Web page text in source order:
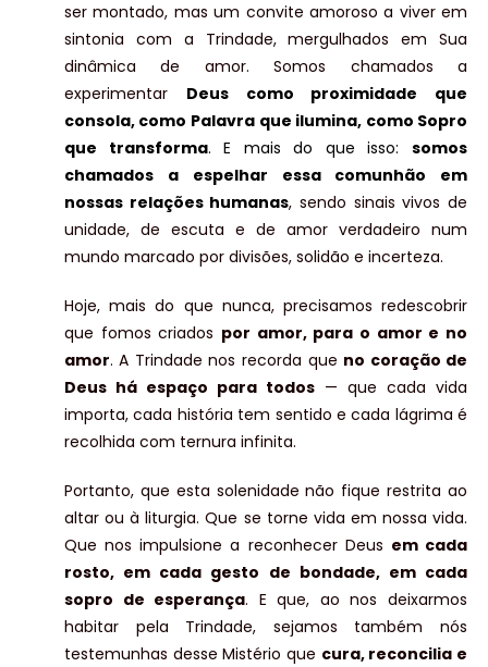
ser montado, mas um convite amoroso a viver em
sintonia com a Trindade, mergulhados em Sua
dinâmica de amor. Somos chamados a
experimentar Deus como proximidade que
consola, como Palavra que ilumina, como Sopro
que transforma. E mais do que isso:somos
chamados a
espelhar essa comunhão em
nossas relações humanas, sendo sinais vivos de
unidade, de escuta e de amor verdadeiro num
mundo marcado por divisões, solidão e incerteza.
Hoje, mais do que nunca, precisamos redescobrir
que fomos criados por amor, para o amor e no
amor. A Trindade nos recorda que no coração de
Deus há espaço para todos — que cada vida
importa, cada história tem sentido e cada lágrima é
recolhida com ternura infinita.
Portanto, que esta solenidade não fique restrita ao
altar ou à liturgia. Que se torne vida em nossa vida.
Que nos impulsione a reconhecer Deus em cada
rosto, em cada gesto de bondade, em cada
sopro de esperança. E que, ao nos deixarmos
habitar pela Trindade, sejamos também nós
testemunhas desse Mistério que cura, reconcilia e